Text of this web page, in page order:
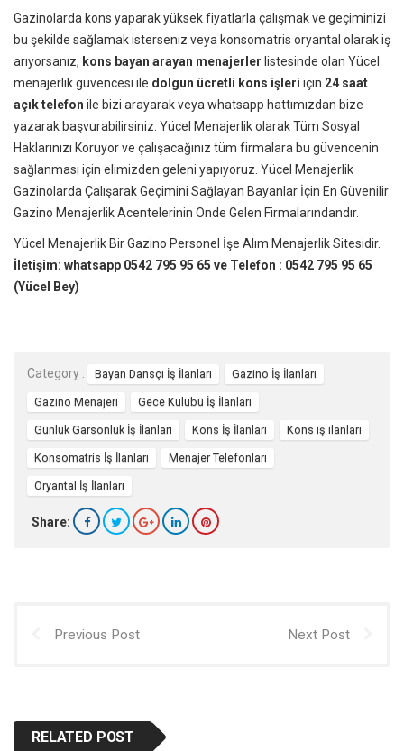
Gazinolarda kons yaparak yüksek fiyatlarla çalışmak ve geçiminizi
bu şekilde sağlamak isterseniz veya konsomatris oryantal olarak iş
arıyorsanız, kons bayan arayan menajerler listesinde olan Yücel
menajerlik güvencesi ile d olgun ücretli kons işleri için 24 saat
açıktelefon ile bizi arayarak veya whatsapp hattımızdan bize
yazarak başvurabilirsiniz. Yücel Menajerlik olarak Tüm Sosyal
Haklarınızı Koruyor ve çalışacağınız tüm firmalara bu güvencenin
sağlanması için elimizden geleni yapıyoruz. Yücel Menajerlik
Gazinolarda Çalışarak Geçimini Sağlayan Bayanlar İçin En Güvenilir
Gazino Menajerlik Acentelerinin Önde Gelen Firmalarındandır.
Yücel Menajerlik Bir Gazino Personel İşe Alım Menajerlik Sitesidir.
İletişim: whatsapp 0542 795 95 65 ve Telefon : 0542 795 95 65
(Yücel Bey)
Category : Bayan Dansçı İş İlanları Gazino İş İlanları
Gazino Menajeri Gece Kulübü İş İlanları
Günlük Garsonluk İş İlanları Kons İş İlanları Kons iş ilanları
Konsomatris İş İlanları Menajer Telefonları
Oryantal İş İlanları
Share:
Previous Post Next Post
RELATED POST